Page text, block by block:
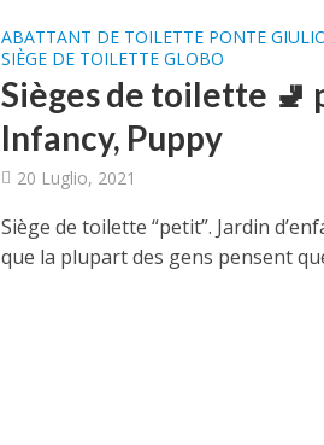
ABATTANT DE TOILETTE PONTE
SIÈGE DE TOILETTE GLOBO
Sièges de toilette 🚽
Infancy, Puppy
20 Luglio, 2021
Siège de toilette “petit”. Jardin
que la plupart des gens pensent